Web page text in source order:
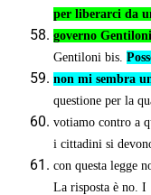
per liberarci da
governo Gentiloni
Gentiloni bis.
non mi sembra
questione per la
votiamo contro a
i cittadini si
con questa legge
La risposta è no. I